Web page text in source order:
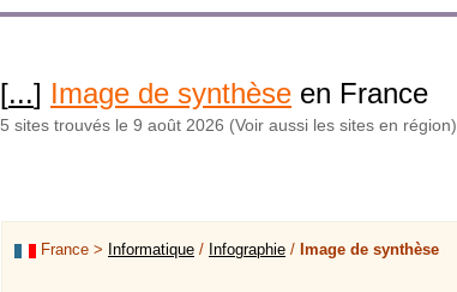
[...] Image de synthèse en France
5 sites trouvés le 9 août 2026 (Voir aussi les sites en région)
France > Informatique / Infographie / Image de synthèse